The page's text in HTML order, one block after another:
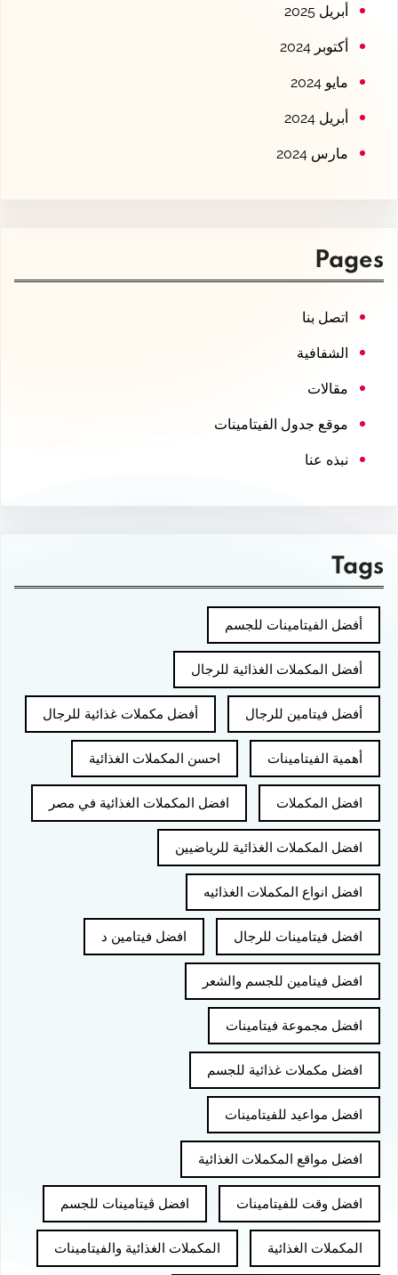
أبريل 2025
أكتوبر 2024
مايو 2024
أبريل 2024
مارس 2024
Pages
اتصل بنا
الشفافية
مقالات
موقع جدول الفيتامينات
نبذه عنا
Tags
أفضل الفيتامينات للجسم
أفضل المكملات الغذائية للرجال
أفضل فيتامين للرجال أفضل مكملات غذائية للرجال
أهمية الفيتامينات احسن المكملات الغذائية
افضل المكملات افضل المكملات الغذائية في مصر
افضل المكملات الغذائية للرياضيين
افضل انواع المكملات الغذائيه
افضل فيتامينات للرجال افضل فيتامين د
افضل فيتامين للجسم والشعر
افضل مجموعة فيتامينات
افضل مكملات غذائية للجسم
افضل مواعيد للفيتامينات
افضل مواقع المكملات الغذائية
افضل وقت للفيتامينات افضل ڤيتامينات للجسم
المكملات الغذائية المكملات الغذائية والفيتامينات